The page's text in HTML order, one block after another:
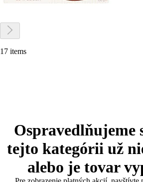
17 items
Ospravedlňujeme
tejto kategórii už
alebo je tovar